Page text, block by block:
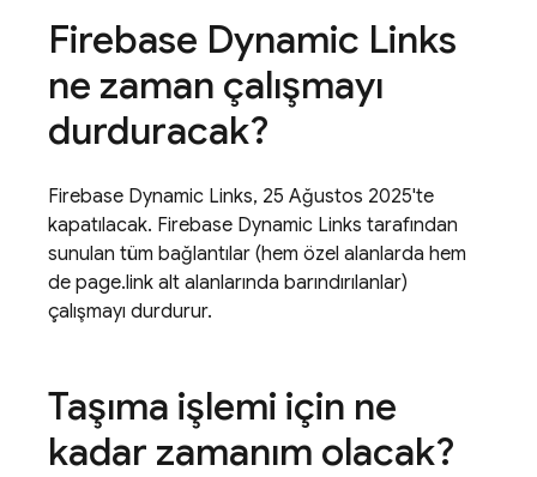
Firebase Dynamic Links
ne zaman çalışmayı
durduracak?
Firebase Dynamic Links, 25 Ağustos 2025'te
kapatılacak. Firebase Dynamic Links tarafından
sunulan tüm bağlantılar (hem özel alanlarda hem
de page.link alt alanlarında barındırılanlar)
çalışmayı durdurur.
Taşıma işlemi için ne
kadar zamanım olacak?